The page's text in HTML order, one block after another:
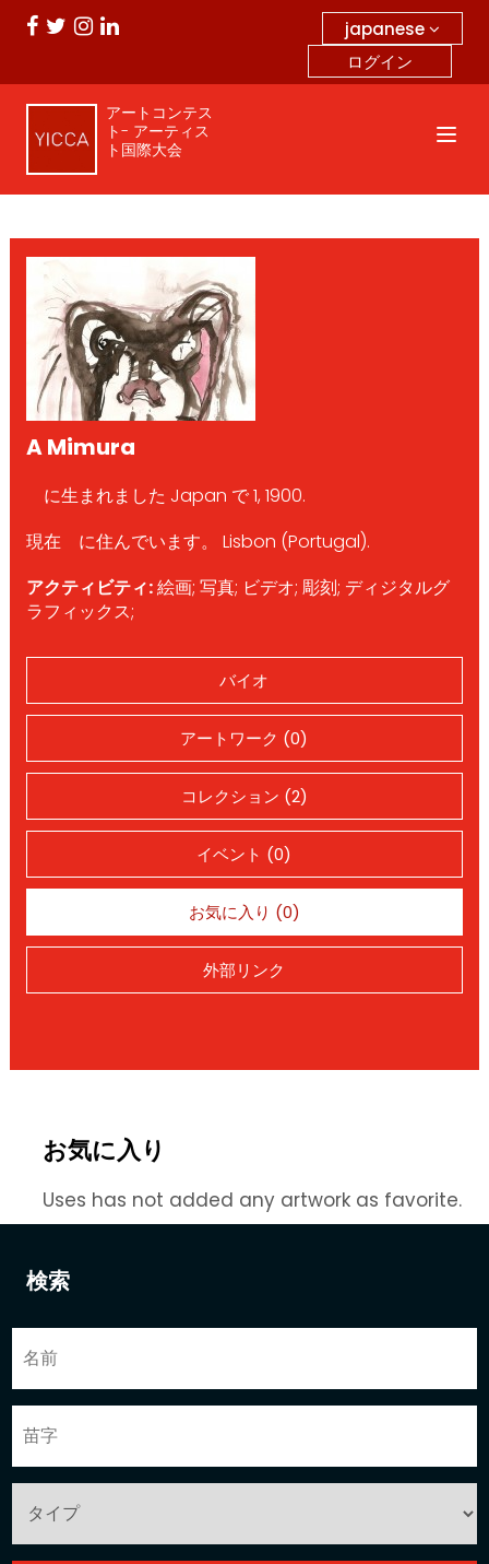
japanese
ログイン
アートコンテス
ト- アーティス
ト国際大会
検索
A Mimura
に生まれました Japan で 1, 1900.
現在 に住んでいます。 Lisbon (Portugal).
アクティビティ:絵画; 写真; ビデオ; 彫刻; ディジタルグ
ラフィックス;
バイオ
アートワーク (0)
コレクション (2)
イベント (0)
お気に入り (0)
外部リンク
お気に入り
Uses has not added any artwork as favorite.